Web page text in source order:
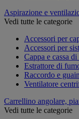
Aspirazione e
Vedi tutte le categorie
Accessori per
Accessori per
Cappa e cassa
Estrattore di
Raccordo e
Ventilatore
Carrellino angolare,
Vedi tutte le categorie